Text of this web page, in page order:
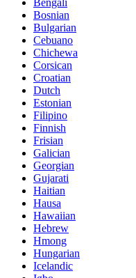
Bengali
Bosnian
Bulgarian
Cebuano
Chichewa
Corsican
Croatian
Dutch
Estonian
Filipino
Finnish
Frisian
Galician
Georgian
Gujarati
Haitian
Hausa
Hawaiian
Hebrew
Hmong
Hungarian
Icelandic